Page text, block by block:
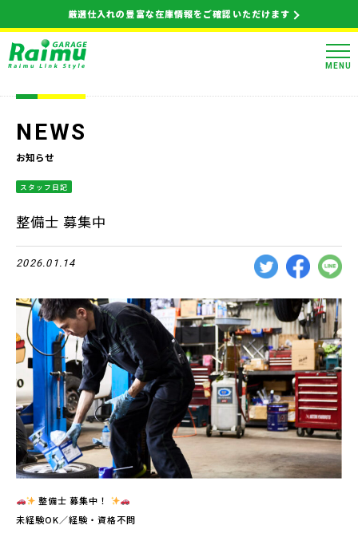
厳選仕入れの豊富な在庫情報をご確認いただけます
MENU
NEWS
お知らせ
スタッフ日記
整備士 募集中
2026.01.14
整備士 募集中！
未経験OK／経験・資格不問